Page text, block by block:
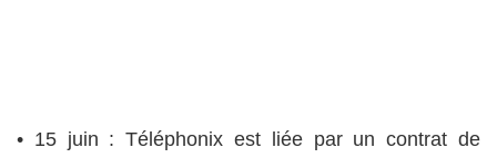
• 15 juin : Téléphonix est liée par un contrat de